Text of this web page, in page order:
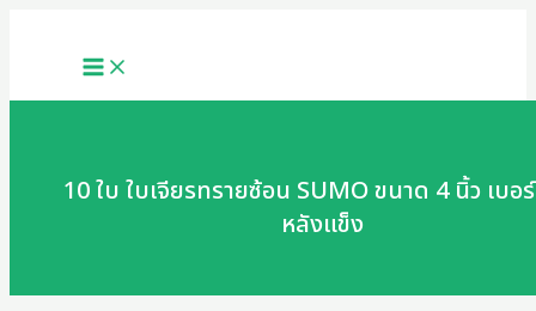
10 ใบ ใบเจียรทรายซ้อน SUMO ขนาด 4 นิ้ว เบอ
หลังแข็ง
เจียร
SUMO
ขนาด